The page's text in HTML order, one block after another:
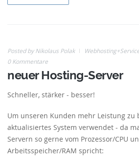
11
May
Posted byNikolaus Polak
0 Kommentare
neuer Hosting-Server
Schneller, stärker - besser!
Um unseren Kunden mehr Leistung
aktualisiertes System verwendet - da
Servern so gerne vom Prozessor/CPU
Arbeitsspeicher/RAM spricht: